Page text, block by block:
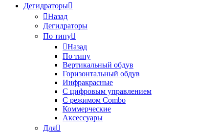
Дегидраторы
Назад
Дегидраторы
По типу
Назад
По типу
Вертикальный обдув
Горизонтальный обдув
Инфракрасные
С цифровым управлением
С режимом Combo
Коммерческие
Аксессуары
Для